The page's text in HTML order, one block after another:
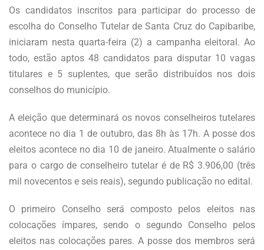
Os candidatos inscritos para participar do processo de
escolha do Conselho Tutelar de Santa Cruz do Capibaribe,
iniciaram nesta quarta-feira (2) a campanha eleitoral. Ao
todo, estão aptos 48 candidatos para disputar 10 vagas
titulares e 5 suplentes, que serão distribuídos nos dois
conselhos do município.
A eleição que determinará os novos conselheiros tutelares
acontece no dia 1 de outubro, das 8h às 17h. A posse dos
eleitos acontece no dia 10 de janeiro. Atualmente o salário
para o cargo de conselheiro tutelar é de R$ 3.906,00 (três
mil novecentos e seis reais), segundo publicação no edital.
O primeiro Conselho será composto pelos eleitos nas
colocações ímpares, sendo o segundo Conselho pelos
eleitos nas colocações pares. A posse dos membros será